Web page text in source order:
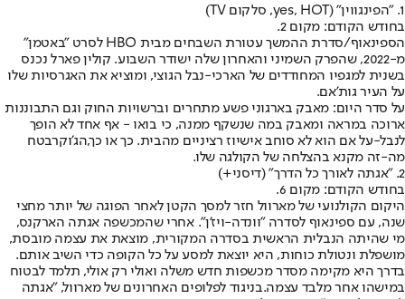
1. "הפינגווין" (yes, HOT, סלקום TV)
בחודש הקודם: מקום 2.
הספינאוף/סדרת ההמשך עטורת השבחים מבית HBO לסרט "באטמן"
מ-2022, שהפרק השמיני והאחרון שלה ישודר השבוע. קולין פארל נכנס
בשנית למגפיו המחודדים של הארכי-נבל הגוצי, ומוציא את האגרסיות שלו
על העיר גות'אם.
על סדר היום: מאבק בארגוני פשע מתחרים וברשויות החוק וגם התבוננות
ארוכה במראה ומאבק במה שנשקף ממנה, כי בואו - אף אחד לא הופך
לנבל-על אם הוא לא סוחב אישיוז רציניים מהבית. כך או כך,הג'וקרבטח
מה-זה מקנא בהצלחה של הקולגה שלו.
2. "אגתה לאורך כל הדרך" (דיסני+)
בחודש הקודם: מקום 6.
היקום הקולנועי של מארוול חזר למסך הקטן לאחר הפוגה של יותר מחצי
שנה, עם ספינאוף לסדרה "וונדה-ויז'ן". אחרי שהמכשפה אגתה הארקנס,
מי שהיתה הנבלית הראשית בסדרה המקורית, מוצאת את עצמה מובסת,
מושפלת ונטולת כוחות, היא יוצאת למסע על כל הקופה כדי השיב אותם.
בדרך היא מקימה מסדר מכשפות חדש משלה ואולי רק אולי, תלמד לבטוח
במישהו אחר מלבד עצמה.בניגוד לפלופים האחרונים של מארוול, "אגתה